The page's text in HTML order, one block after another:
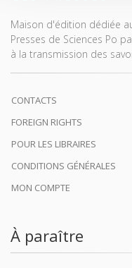
Maison d'édition dédiée
Presses de Sciences Po
à la transmission des
CONTACTS
FOREIGN RIGHTS
POUR LES LIBRAIRES
CONDITIONS GÉNÉRALES
MON COMPTE
À paraître